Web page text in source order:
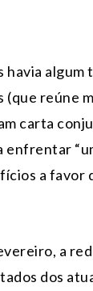
algum
reúne
carta
a favor
a
dos